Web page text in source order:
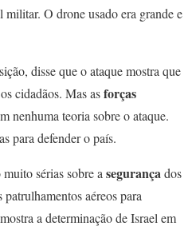
O drone usado era grande e
disse que o ataque mostra que
cidadãos. Mas asforças
nenhuma teoria sobre o ataque.
para defender o país.
sérias sobre a segurançados
aéreos para
a determinação de Israel em